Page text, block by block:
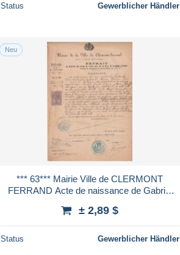
Status Gewerblicher Händler
Neu
*** 63*** Mairie Ville de CLERMONT
FERRAND Acte de naissance de Gabriel
± 2,89 $
Status Gewerblicher Händler